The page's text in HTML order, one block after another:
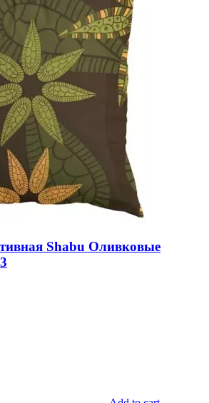
Shabu Оливковые